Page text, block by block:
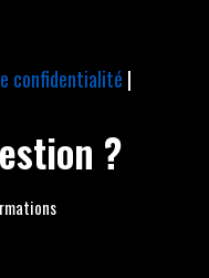
confidentialité |
?